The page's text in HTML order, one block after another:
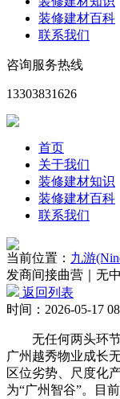
装修建材百科
联系我们
咨询服务热线
13303831626
首页
关于我们
装修建材知识
装修建材百科
联系我们
当前位置： 九游
发商间接曲营｜无
返回列表
时间：2026-05-17
无任何两头环节
广州越秀物业成长
区位劣势、尺度化
为“广州智谷”。目